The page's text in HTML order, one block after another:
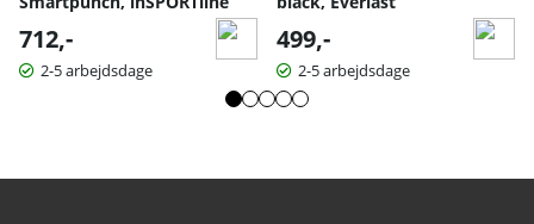
712,-
2-5 arbejdsdage
499,-
2-5 arbejdsdage